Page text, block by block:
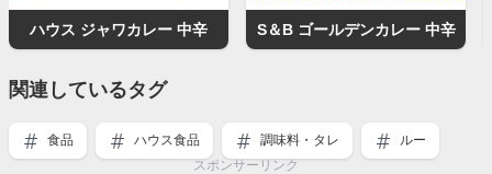
ハウス ジャワカレー 中辛 S＆B ゴールデンカレー 中辛
関連しているタグ
食品 ハウス食品 調味料・タレ
ルー
スポンサーリンク